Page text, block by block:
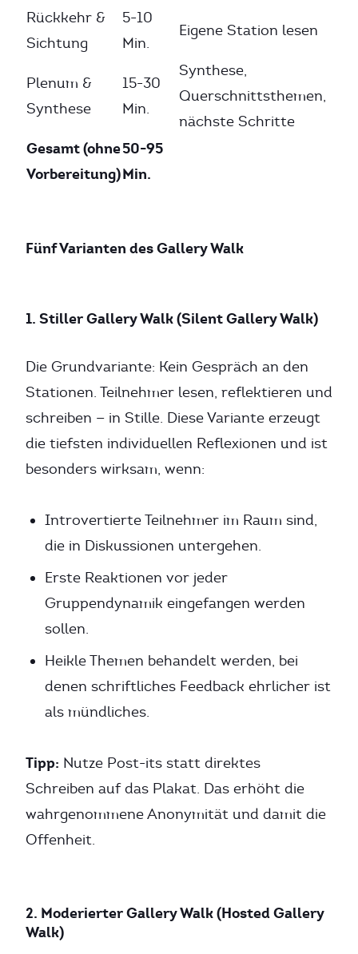
Rückkehr &
Sichtung
5-10
Min.
Eigene Station lesen
Plenum &
Synthese
15-30
Min.
Synthese,
Querschnittsthemen,
nächste Schritte
Gesamt (ohne
Vorbereitung)
50-95
Min.
Fünf Varianten des Gallery Walk
1. Stiller Gallery Walk (Silent Gallery Walk)
Die Grundvariante: Kein Gespräch an den
Stationen. Teilnehmer lesen, reflektieren und
schreiben — in Stille. Diese Variante erzeugt
die tiefsten individuellen Reflexionen und ist
besonders wirksam, wenn:
Introvertierte Teilnehmer im Raum sind,
die in Diskussionen untergehen.
Erste Reaktionen vor jeder
Gruppendynamik eingefangen werden
sollen.
Heikle Themen behandelt werden, bei
denen schriftliches Feedback ehrlicher ist
als mündliches.
Tipp: Nutze Post-its statt direktes
Schreiben auf das Plakat. Das erhöht die
wahrgenommene Anonymität und damit die
Offenheit.
2. Moderierter Gallery Walk (Hosted Gallery
Walk)